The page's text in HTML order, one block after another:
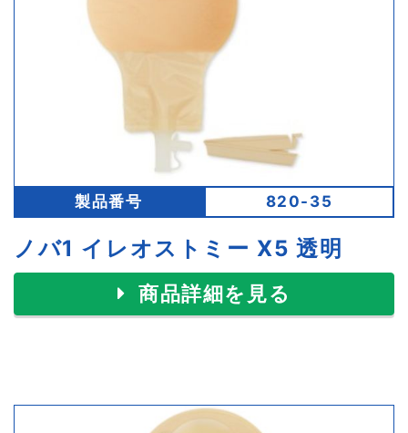
製品番号 820-35
ノバ1 イレオストミー X5 透明
商品詳細を見る